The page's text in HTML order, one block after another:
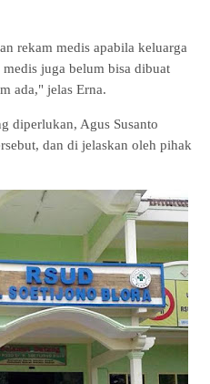
rekam medis apabila keluarga
juga belum bisa dibuat
ada," jelas Erna.
diperlukan, Agus Susanto
dan di jelaskan oleh pihak